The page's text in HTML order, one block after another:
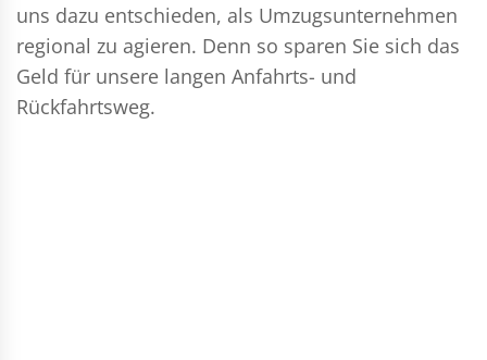
uns dazu entschieden, als Umzugsunternehmen
regional zu agieren. Denn so sparen Sie sich das
Geld für unsere langen Anfahrts- und
Rückfahrtsweg.